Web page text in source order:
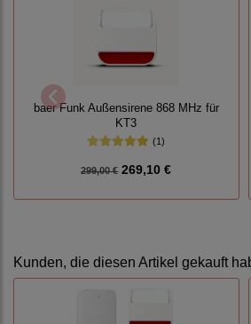
baer Funk Außensirene 868 MHz für
KT3
(1)
299,00 €269,10 €
Kunden, die diesen Artikel gekauft